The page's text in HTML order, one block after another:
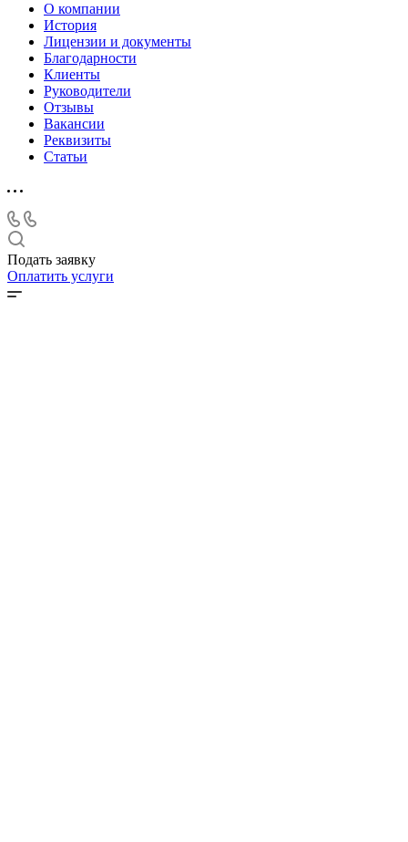
О компании
История
Лицензии и документы
Благодарности
Клиенты
Руководители
Отзывы
Вакансии
Реквизиты
Статьи
Подать заявку
Оплатить услуги